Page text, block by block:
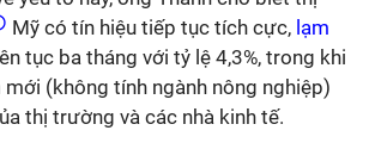
Mỹ có tín hiệu tiếp tục tích cực, lạm
tục ba tháng với tỷ lệ 4,3%, trong khi
(không tính ngành nông nghiệp)
thị trường và các nhà kinh tế.